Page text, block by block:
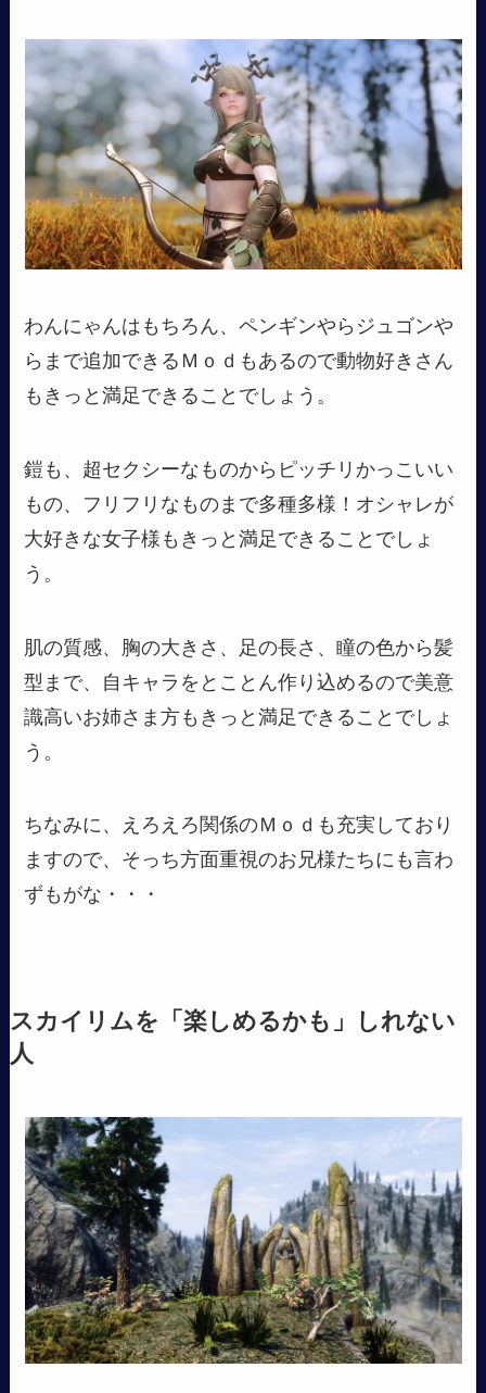
わんにゃんはもちろん、ペンギンやらジュゴンや
らまで追加できるＭｏｄもあるので動物好きさん
もきっと満足できることでしょう。
鎧も、超セクシーなものからピッチリかっこいい
もの、フリフリなものまで多種多様！オシャレが
大好きな女子様もきっと満足できることでしょ
う。
肌の質感、胸の大きさ、足の長さ、瞳の色から髪
型まで、自キャラをとことん作り込めるので美意
識高いお姉さま方もきっと満足できることでしょ
う。
ちなみに、えろえろ関係のＭｏｄも充実しており
ますので、そっち方面重視のお兄様たちにも言わ
ずもがな・・・
スカイリムを「楽しめるかも」しれない
人